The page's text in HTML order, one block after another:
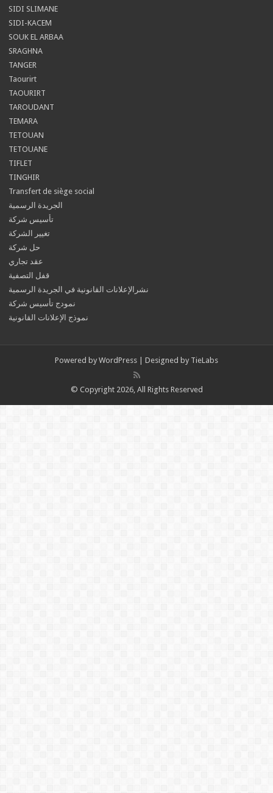
SIDI SLIMANE
SIDI-KACEM
SOUK EL ARBAA
SRAGHNA
TANGER
Taourirt
TAOURIRT
TAROUDANT
TEMARA
TETOUAN
TETOUANE
TIFLET
TINGHIR
Transfert de siège social
الجريدة الرسمية
تأسيس شركة
تغيير الشركة
حل شركة
عقد تجاري
قفل التصفية
نشرالإعلانات القانونية في الجريدة الرسمية
نمودج تأسيس شركة
نموذج الإعلانات القانونية
Powered by WordPress | Designed by TieLabs
© Copyright 2026, All Rights Reserved